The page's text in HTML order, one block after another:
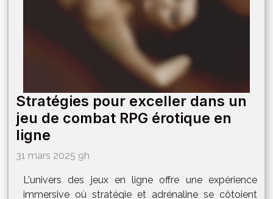
Stratégies pour exceller dans un
jeu de combat RPG érotique en
ligne
31 mars 2025 9h
L'univers des jeux en ligne offre une expérience
immersive où stratégie et adrénaline se côtoient